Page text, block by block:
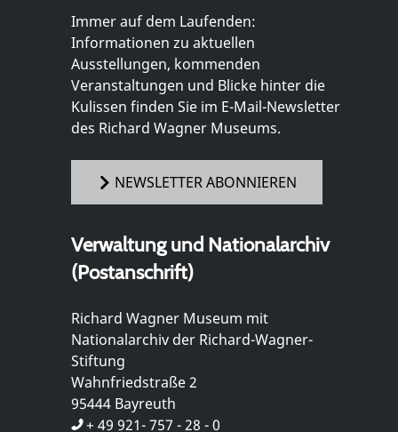
Immer auf dem Laufenden:
Informationen zu aktuellen
Ausstellungen, kommenden
Veranstaltungen und Blicke hinter die
Kulissen finden Sie im E-Mail-Newsletter
des Richard Wagner Museums.
NEWSLETTER ABONNIEREN
Verwaltung und Nationalarchiv
(Postanschrift)
Richard Wagner Museum mit
Nationalarchiv der Richard-Wagner-
Stiftung
Wahnfriedstraße 2
95444 Bayreuth
+ 49 921- 757 - 28 - 0